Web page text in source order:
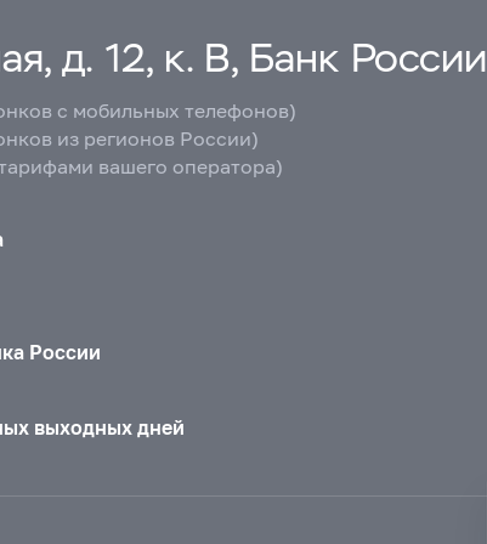
д. 12, к. В, Банк России
с мобильных телефонов)
из регионов России)
вашего оператора)
России
выходных дней